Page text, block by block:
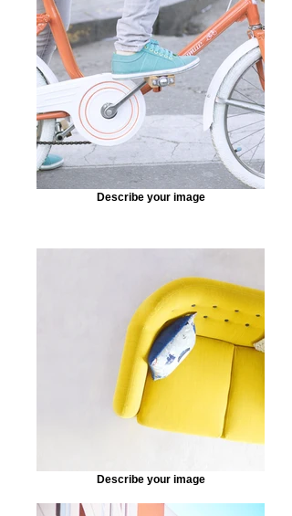
Describe your image
Describe your image